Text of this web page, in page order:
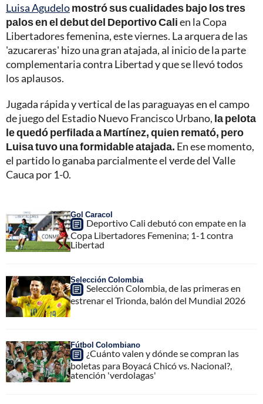
Luisa Agudelomostró sus cualidades bajo los tres
palos en el debut del Deportivo Calien la Copa
Libertadores femenina, este viernes. La arquera de las
'azucareras' hizo una gran atajada, al inicio de la parte
complementaria contra Libertad y que se llevó todos
los aplausos.
Jugada rápida y vertical de las paraguayas en el campo
de juego del Estadio Nuevo Francisco Urbano, la pelota
le quedó perfilada a Martínez, quien remató, pero
Luisa tuvo una formidable atajada. En ese momento,
el partido lo ganaba parcialmente el verde del Valle
Cauca por 1-0.
Gol Caracol
Deportivo Cali debutó con empate en la
Copa Libertadores Femenina; 1-1 contra
Libertad
Selección Colombia
Selección Colombia, de las primeras en
estrenar el Trionda, balón del Mundial 2026
Fútbol Colombiano
¿Cuánto valen y dónde se compran las
boletas para Boyacá Chicó vs. Nacional?,
atención 'verdolagas'